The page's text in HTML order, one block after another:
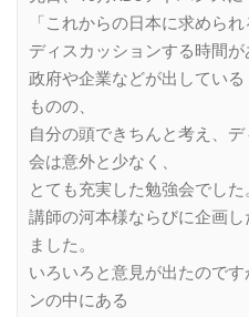
「これからの日本に求めら
ディスカッションする時間が
政府や企業などが出してい
ものの、
自分の頭できちんと考え、
会は意外と少なく、
とても充実した勉強会でした
講師の河本様ならびに企画
ました。
いろいろと意見が出たので
ンの中にある